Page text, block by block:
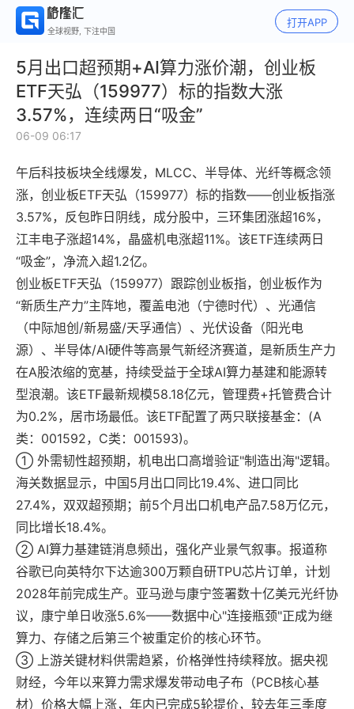
全球视野, 下注中国
打开APP
5月出口超预期+AI算力涨价潮，创业板
ETF天弘（159977）标的指数大涨
3.57%，连续两日“吸金”
06-09 06:17
午后科技板块全线爆发，MLCC、半导体、光纤等概念领
涨，创业板ETF天弘（159977）标的指数——创业板指涨
3.57%，反包昨日阴线，成分股中，三环集团涨超16%，
江丰电子涨超14%，晶盛机电涨超11%。该ETF连续两日
“吸金”，净流入超1.2亿。
创业板ETF天弘（159977）跟踪创业板指，创业板作为
“新质生产力”主阵地，覆盖电池（宁德时代）、光通信
（中际旭创/新易盛/天孚通信）、光伏设备（阳光电
源）、半导体/AI硬件等高景气新经济赛道，是新质生产力
在A股浓缩的宽基，持续受益于全球AI算力基建和能源转
型浪潮。该ETF最新规模58.18亿元，管理费+托管费合计
为0.2%，居市场最低。该ETF配置了两只联接基金：(A
类：001592，C类：001593)。
① 外需韧性超预期，机电出口高增验证"制造出海"逻辑。
海关数据显示，中国5月出口同比19.4%、进口同比
27.4%，双双超预期；前5个月出口机电产品7.58万亿元，
同比增长18.4%。
② AI算力基建链消息频出，强化产业景气叙事。报道称
谷歌已向英特尔下达逾300万颗自研TPU芯片订单，计划
2028年前完成生产。亚马逊与康宁签署数十亿美元光纤协
议，康宁单日收涨5.6%——数据中心"连接瓶颈"正成为继
算力、存储之后第三个被重定价的核心环节。
③ 上游关键材料供需趋紧，价格弹性持续释放。据央视
财经，今年以来算力需求爆发带动电子布（PCB核心基
材）价格大幅上涨，年内已完成5轮提价，较去年三季度